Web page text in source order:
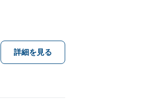
詳細を見る